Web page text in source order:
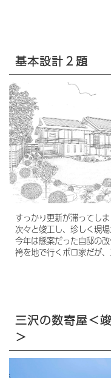
基本設計２題
すっかり更新が滞ってし
次々と竣工し、珍しく現
今年は懸案だった自邸の
袴を地で行くボロ家だが
三沢の数寄屋＜
＞